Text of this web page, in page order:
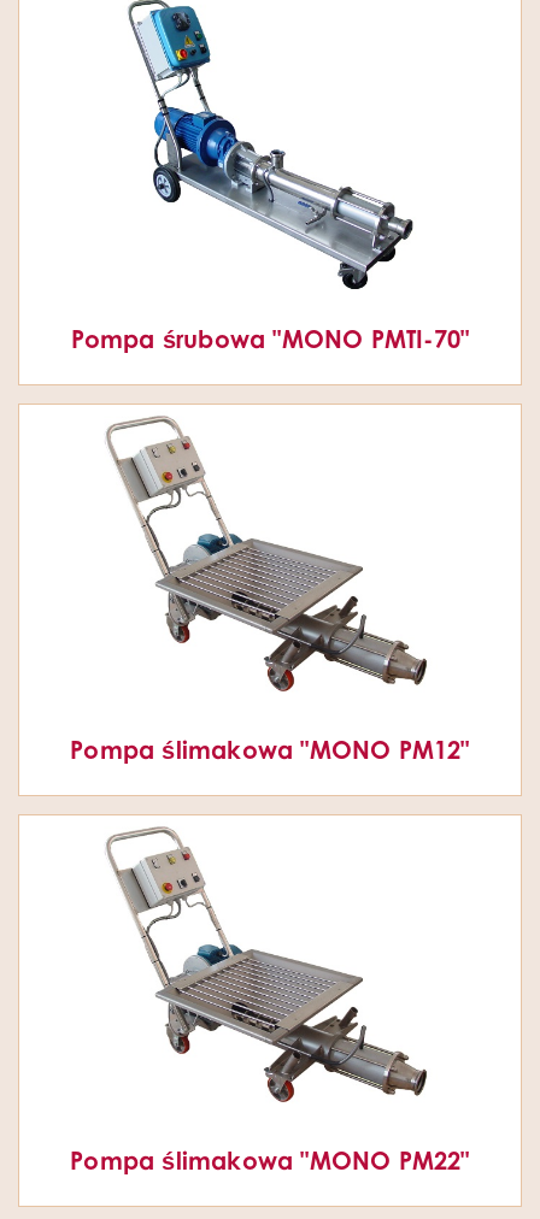
Pompa śrubowa "MONO PMTI-70"
Pompa ślimakowa "MONO PM12"
Pompa ślimakowa "MONO PM22"